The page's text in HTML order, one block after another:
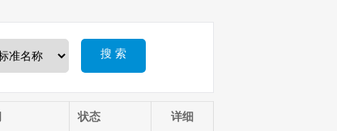
搜 索
状态 详细